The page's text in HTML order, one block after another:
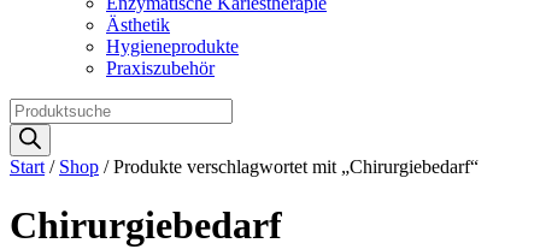
Ästhetik
Hygieneprodukte
Praxiszubehör
Products
search
Start / Shop / Produkte verschlagwortet mit „Chirurgiebedarf“
Chirurgiebedarf